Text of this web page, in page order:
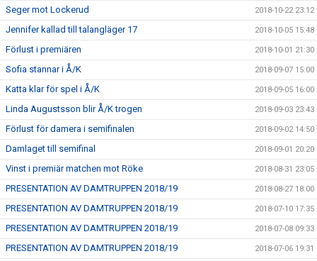
Seger mot Lockerud 2018-10-22 23:12
Jennifer kallad till talangläger 17 2018-10-05 15:48
Förlust i premiären 2018-10-01 21:30
Sofia stannar i Å/K 2018-09-07 15:00
Katta klar för spel i Å/K 2018-09-05 16:00
Linda Augustsson blir Å/K trogen 2018-09-03 23:43
Förlust för damera i semifinalen 2018-09-02 14:50
Damlaget till semifinal 2018-09-01 20:20
Vinst i premiär matchen mot Röke 2018-08-31 23:05
PRESENTATION AV DAMTRUPPEN 2018/19 2018-08-27 18:00
PRESENTATION AV DAMTRUPPEN 2018/19 2018-07-10 17:35
PRESENTATION AV DAMTRUPPEN 2018/19 2018-07-08 09:33
PRESENTATION AV DAMTRUPPEN 2018/19 2018-07-06 19:31